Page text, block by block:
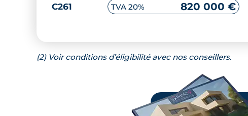
C261 TVA 20% 820 000 €
(2) Voir conditions d’éligibilité avec nos conseillers.